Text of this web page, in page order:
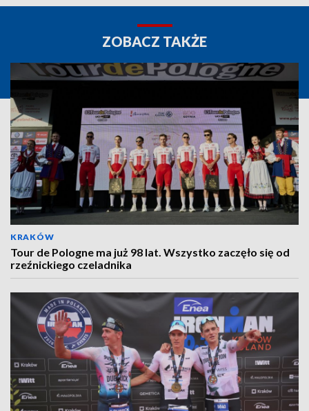
ZOBACZ TAKŻE
KRAKÓW
Tour de Pologne ma już 98 lat. Wszystko zaczęło się od
rzeźnickiego czeladnika